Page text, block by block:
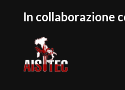
In collaborazione